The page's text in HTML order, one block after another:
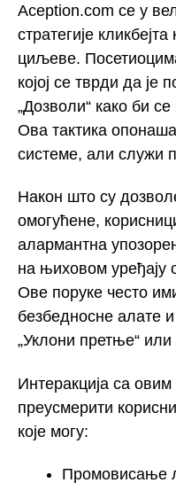
Aception.com се у
стратегије
циљеве.
којој се тврди да је
„Дозволи“ како би
Ова тактика
системе, али служи
Након што су
омогућене,
алармантна
на њиховом уређају
Ове поруке често
безбедносне алате
„Уклони претње“ или
Интеракција са
преусмерити
које могу:
Промовисање